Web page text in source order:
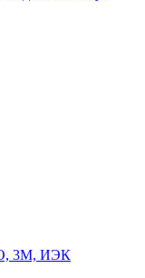
3M, ИЭК